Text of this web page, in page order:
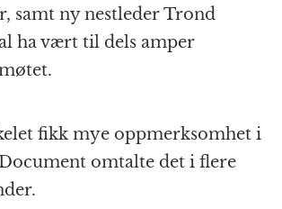
samt ny nestleder Trond
ha vært til dels amper
fikk mye oppmerksomhet i
omtalte det i flere